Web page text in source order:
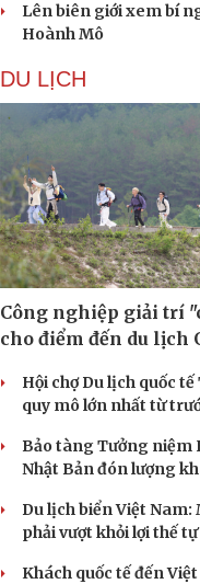
Lên biên giới xem bí
Hoành Mô
DU LỊCH
Công nghiệp giải trí
cho điểm đến du lịch
Hội chợ Du lịch quốc tế
quy mô lớn nhất từ
Bảo tàng Tưởng niệm
Nhật Bản đón lượng
Du lịch biển Việt Nam:
phải vượt khỏi lợi thế
Khách quốc tế đến